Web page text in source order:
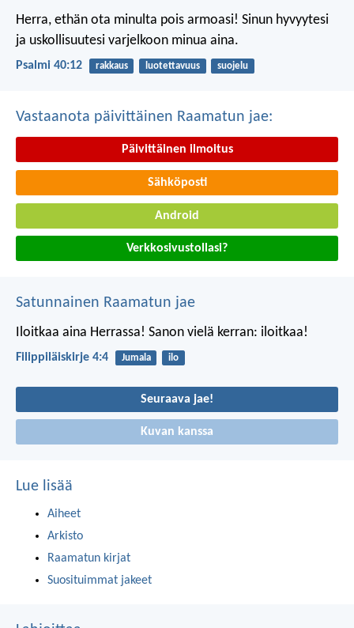
Herra, ethän ota minulta pois armoasi! Sinun hyvyytesi
ja uskollisuutesi varjelkoon minua aina.
Psalmi 40:12 rakkaus luotettavuus suojelu
Vastaanota päivittäinen Raamatun jae:
Päivittäinen ilmoitus
Sähköposti
Android
Verkkosivustollasi?
Satunnainen Raamatun jae
Iloitkaa aina Herrassa! Sanon vielä kerran: iloitkaa!
Filippiläiskirje 4:4 Jumala ilo
Seuraava jae!
Kuvan kanssa
Lue lisää
Aiheet
Arkisto
Raamatun kirjat
Suosituimmat jakeet